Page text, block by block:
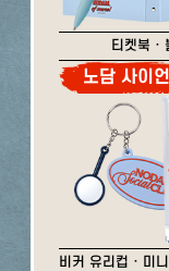
티켓북 ·
노담 사이
비커 유리컵 · 미